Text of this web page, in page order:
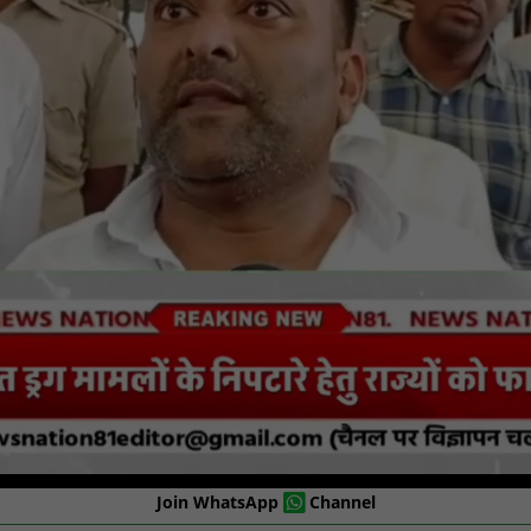
Join WhatsApp Channel